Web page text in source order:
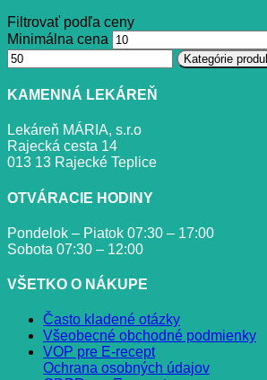
Filtrovať podľa ceny
Minimálna cena
Kategórie
KAMENNÁ LEKÁREŇ
Lekáreň MÁRIA, s.r.o
Rajecká cesta 14
013 13 Rajecké Teplice
OTVÁRACIE HODINY
Pondelok – Piatok 07:30 – 17:00
Sobota 07:30 – 12:00
VŠETKO O NÁKUPE
Často kladené otázky
Všeobecné obchodné podmienky
VOP pre E-recept
Ochrana osobných údajov